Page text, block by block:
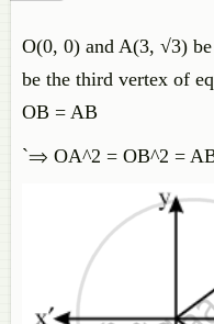
O(0, 0) and A(3, √3)
be the third vertex of
OB = AB
`⇒ OA^2 = OB^2 =